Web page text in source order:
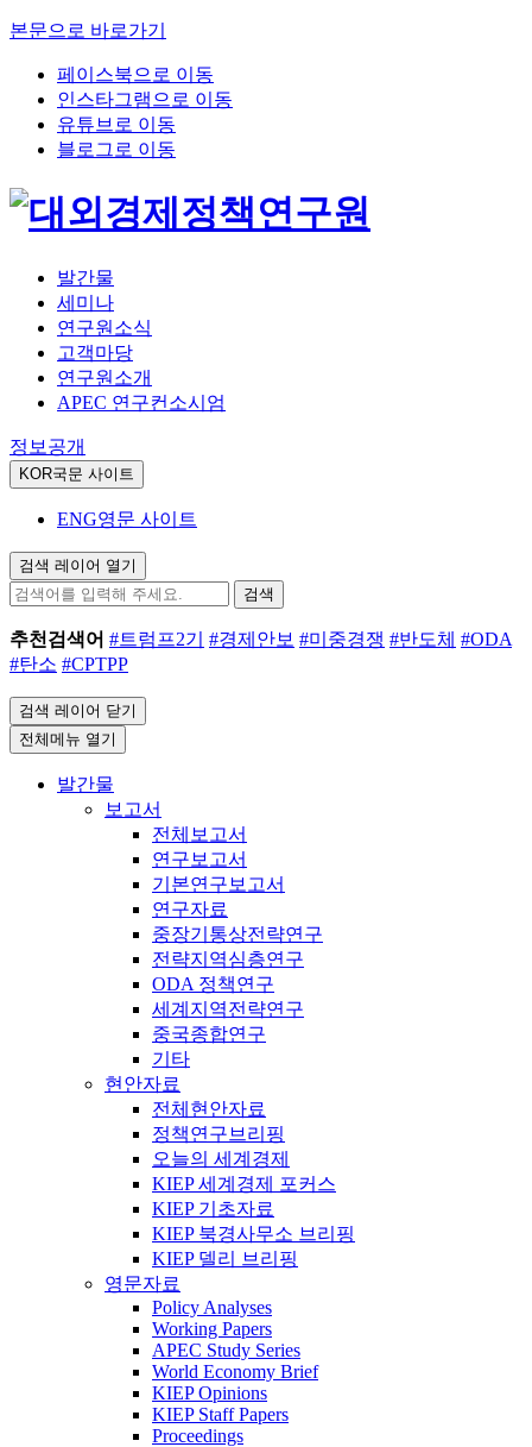
본문으로 바로가기
페이스북으로 이동
인스타그램으로 이동
유튜브로 이동
블로그로 이동
발간물
세미나
연구원소식
고객마당
연구원소개
APEC 연구컨소시엄
정보공개
KOR국문 사이트
ENG영문 사이트
검색 레이어 열기
검색
추천검색어 #트럼프2기 #경제안보 #미중경쟁 #반도체 #ODA
#탄소 #CPTPP
검색 레이어 닫기
전체메뉴 열기
발간물
보고서
전체보고서
연구보고서
기본연구보고서
연구자료
중장기통상전략연구
전략지역심층연구
ODA 정책연구
세계지역전략연구
중국종합연구
기타
현안자료
전체현안자료
정책연구브리핑
오늘의 세계경제
KIEP 세계경제 포커스
KIEP 기초자료
KIEP 북경사무소 브리핑
KIEP 델리 브리핑
영문자료
Policy Analyses
Working Papers
APEC Study Series
World Economy Brief
KIEP Opinions
KIEP Staff Papers
Proceedings